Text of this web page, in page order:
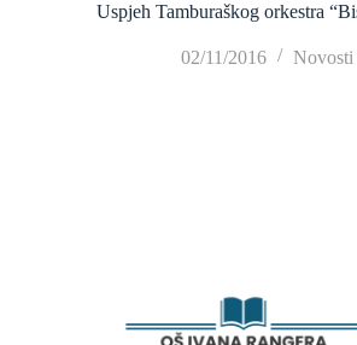
Uspjeh Tamburaškog orkestra
02/11/2016 Novosti